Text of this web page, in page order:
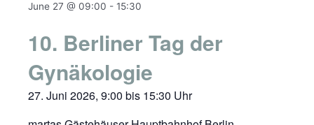
June 27 @ 09:00 - 15:30
10. Berliner Tag der
Gynäkologie
27. Juni 2026, 9:00 bis 15:30 Uhr